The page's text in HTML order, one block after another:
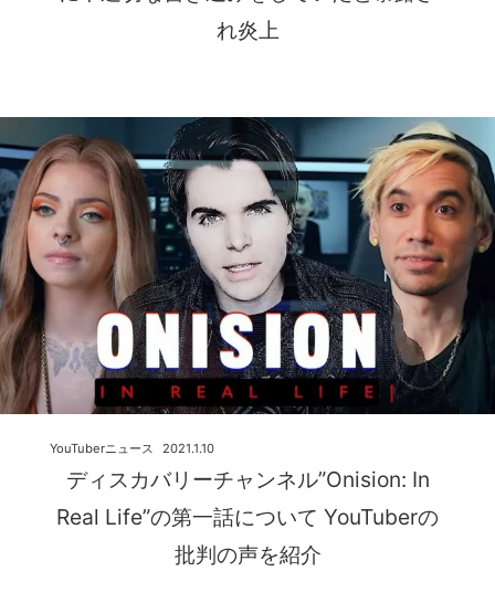
れ炎上
ディスカバリーチャンネル”Onision: In
Real Life”の第一話について YouTuberの
批判の声を紹介
2021.1.10
YouTuberニュース